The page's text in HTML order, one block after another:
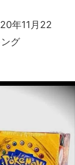
年11月22
グ